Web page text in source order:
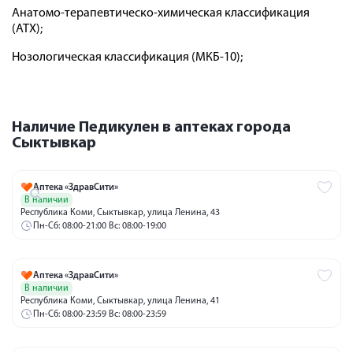
Анатомо-терапевтическо-химическая классификация
(ATX);
Нозологическая классификация (МКБ-10);
Наличие Педикулен в аптеках города
Сыктывкар
Аптека «ЗдравСити»
В наличии
Республика Коми, Сыктывкар, улица Ленина, 43
Пн-Сб: 08:00-21:00 Вс: 08:00-19:00
Аптека «ЗдравСити»
В наличии
Республика Коми, Сыктывкар, улица Ленина, 41
Пн-Сб: 08:00-23:59 Вс: 08:00-23:59